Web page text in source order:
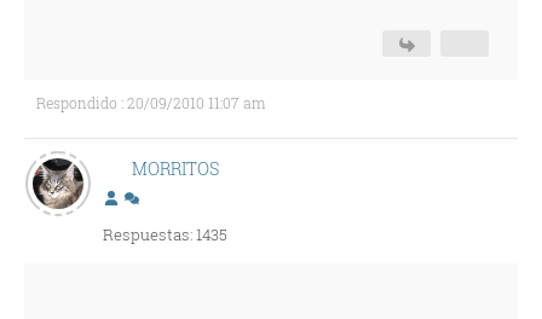
Respondido : 20/09/2010 11:07 am
MORRITOS
Respuestas: 1435